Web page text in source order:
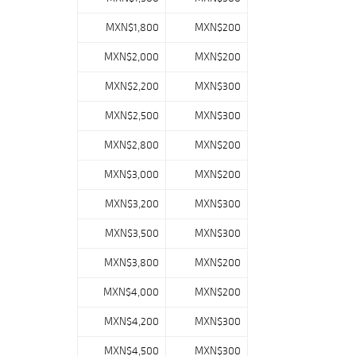
MXN$1,800 MXN$200
MXN$2,000 MXN$200
MXN$2,200 MXN$300
MXN$2,500 MXN$300
MXN$2,800 MXN$200
MXN$3,000 MXN$200
MXN$3,200 MXN$300
MXN$3,500 MXN$300
MXN$3,800 MXN$200
MXN$4,000 MXN$200
MXN$4,200 MXN$300
MXN$4,500 MXN$300